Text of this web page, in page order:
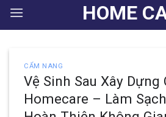
HOME
CẨM NANG
Vệ Sinh Sau Xây Dựng
Homecare – Làm